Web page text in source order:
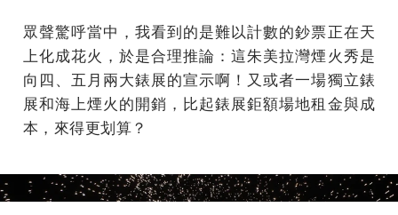
眾聲驚呼當中，我看到的是難以計數的鈔票正在天
上化成花火，於是合理推論：這朱美拉灣煙火秀是
向四、五月兩大錶展的宣示啊！又或者一場獨立錶
展和海上煙火的開銷，比起錶展鉅額場地租金與成
本，來得更划算？